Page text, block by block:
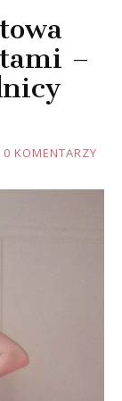
–
0 KOMENTARZY